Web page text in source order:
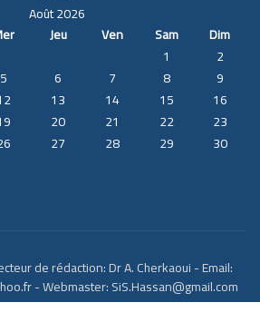
Août 2026
Jeu Ven Sam
Dim
1
2
5 6 7 8
9
13 14 15
16
20 21 22
23
27 28 29
30
de rédaction: Dr A. Cherkaoui - Email:
- Webmaster: SiS.Hassan@gmail.com